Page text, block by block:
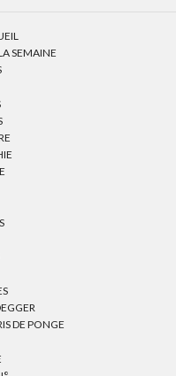
SEMAINE
DE PONGE